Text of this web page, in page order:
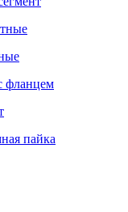
фланцем
пайка